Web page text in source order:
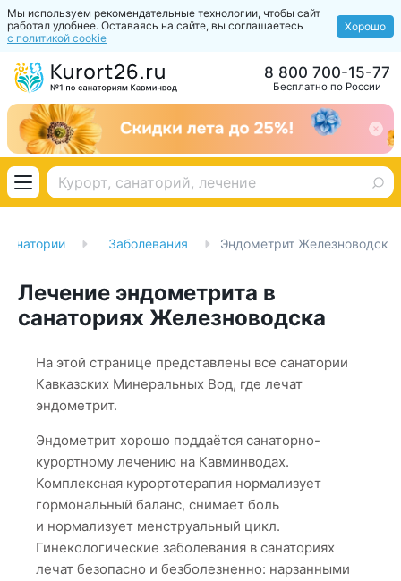
Мы используем рекомендательные технологии, чтобы сайт
работал удобнее. Оставаясь на сайте, вы соглашаетесь
с политикой cookie
Хорошо
Бесплатно по России
8 800 700-15-77
Санатории Заболевания Эндометрит Железноводск
Лечение эндометрита в
санаториях Железноводска
На этой странице представлены все санатории
Кавказских Минеральных Вод, где лечат
эндометрит.
Эндометрит хорошо поддаётся санаторно-
курортному лечению на Кавминводах.
Комплексная курортотерапия нормализует
гормональный баланс, снимает боль
и нормализует менструальный цикл.
Гинекологические заболевания в санаториях
лечат безопасно и безболезненно: нарзанными